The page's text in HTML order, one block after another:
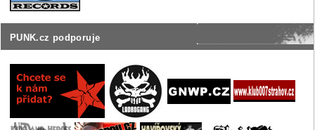
PUNK.cz podporuje